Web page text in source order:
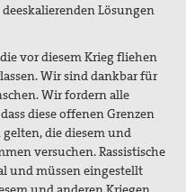
Lösungen
vor diesem Krieg fliehen
Wir sind dankbar für
Wir fordern alle
diese offenen Grenzen
die diesem und
versuchen. Rassistische
und müssen eingestellt